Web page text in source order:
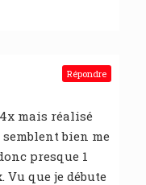
mais réalisé
bien me
presque 1
Vu que je débute
Répondre